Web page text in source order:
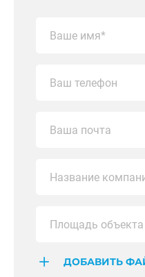
ДОБАВИТЬ